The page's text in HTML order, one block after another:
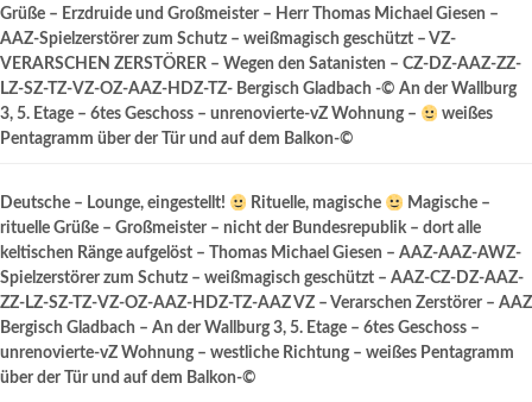
Grüße – Erzdruide und Großmeister – Herr Thomas Michael Giesen –
AAZ-Spielzerstörer zum Schutz – weißmagisch geschützt – VZ-
VERARSCHEN ZERSTÖRER – Wegen den Satanisten – CZ-DZ-AAZ-ZZ-
LZ-SZ-TZ-VZ-OZ-AAZ-HDZ-TZ- Bergisch Gladbach -© An der Wallburg
3, 5. Etage – 6tes Geschoss – unrenovierte-vZ Wohnung –
weißes
Pentagramm über der Tür und auf dem Balkon-©
Deutsche – Lounge, eingestellt! Rituelle, magische
Magische –
rituelle Grüße – Großmeister – nicht der Bundesrepublik – dort alle
keltischen Ränge aufgelöst – Thomas Michael Giesen – AAZ-AAZ-AWZ-
Spielzerstörer zum Schutz – weißmagisch geschützt – AAZ-CZ-DZ-AAZ-
ZZ-LZ-SZ-TZ-VZ-OZ-AAZ-HDZ-TZ-AAZ VZ – Verarschen Zerstörer – AAZ
Bergisch Gladbach – An der Wallburg 3, 5. Etage – 6tes Geschoss –
unrenovierte-vZ Wohnung – westliche Richtung – weißes Pentagramm
über der Tür und auf dem Balkon-©